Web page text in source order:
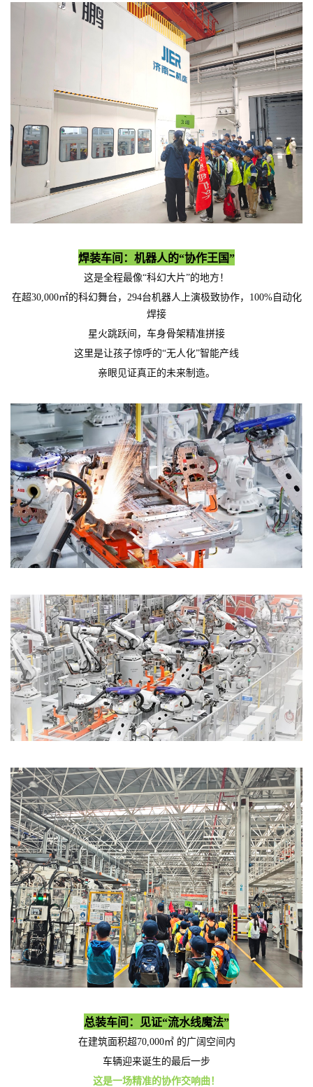
焊装车间：机器人的“协作王国”
这是全程最像“科幻大片”的地方！
在超30,000㎡的科幻舞台，294台机器人上演极致协作， 100%自动化
焊接
星火跳跃间，车身骨架精准拼接
这里是让孩子惊呼的“无人化”智能产线
亲眼见证真正的未来制造。
总装车间：见证“流水线魔法”
在建筑面积超70,000㎡ 的广阔空间内
车辆迎来诞生的最后一步
这是一场精准的协作交响曲！